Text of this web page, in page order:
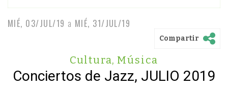
MIÉ, 03/JUL/19 a MIÉ, 31/JUL/19
Compartir
Cultura, Música
Conciertos de Jazz, JULIO 2019